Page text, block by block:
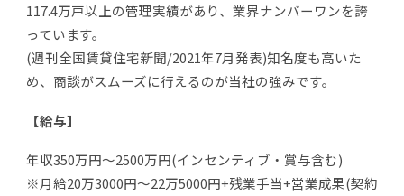
117.4万戸以上の管理実績があり、業界ナンバーワンを誇
っています。
(週刊全国賃貸住宅新聞/2021年7月発表)知名度も高いた
め、商談がスムーズに行えるのが当社の強みです。
【給与】
年収350万円〜2500万円(インセンティブ・賞与含む)
※月給20万3000円〜22万5000円+残業手当+営業成果(契約